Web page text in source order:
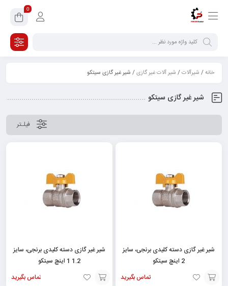
0
خانه/ شیرآلات/ شیر آلات غیر گازی/ شیر غیر گازی سیتکو
شیر غیر گازی سیتکو
فیلـتر
شیر غیر گازی دسته کلیدی برنجی، سایز
2 اینچ سیتکو
تماس بگیرید
شیر غیر گازی دسته کلیدی برنجی، سایز
1.2 1 اینچ سیتکو
تماس بگیرید